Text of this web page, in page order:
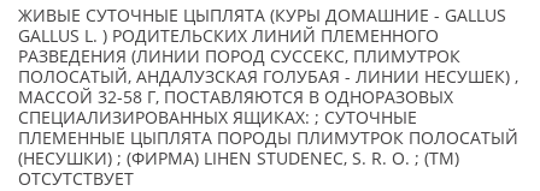
ЖИВЫЕ СУТОЧНЫЕ ЦЫПЛЯТА (КУРЫ ДОМАШНИЕ - GALLUS
GALLUS L. ) РОДИТЕЛЬСКИХ ЛИНИЙ ПЛЕМЕННОГО
РАЗВЕДЕНИЯ (ЛИНИИ ПОРОД СУССЕКС, ПЛИМУТРОК
ПОЛОСАТЫЙ, АНДАЛУЗСКАЯ ГОЛУБАЯ - ЛИНИИ НЕСУШЕК) ,
МАССОЙ 32-58 Г, ПОСТАВЛЯЮТСЯ В ОДНОРАЗОВЫХ
СПЕЦИАЛИЗИРОВАННЫХ ЯЩИКАХ: ; СУТОЧНЫЕ
ПЛЕМЕННЫЕ ЦЫПЛЯТА ПОРОДЫ ПЛИМУТРОК ПОЛОСАТЫЙ
(НЕСУШКИ) ; (ФИРМА) LIHEN STUDENEC, S. R. O. ; (TM)
ОТСУТСТВУЕТ